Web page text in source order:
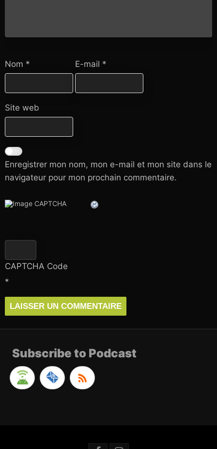
Nom * E-mail *
Site web
Enregistrer mon nom, mon e-mail et mon site dans le
navigateur pour mon prochain commentaire.
CAPTCHA Code
*
Subscribe to Podcast